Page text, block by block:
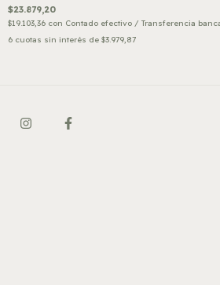
$23.879,20
$19.103,36 con Contado efectivo / Transferencia
6 cuotas sin interés de $3.979,87